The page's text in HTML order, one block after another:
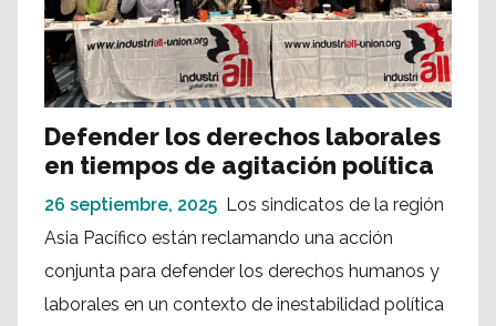
Defender los derechos laborales
en tiempos de agitación política
26 septiembre, 2025 Los sindicatos de la región
Asia Pacífico están reclamando una acción
conjunta para defender los derechos humanos y
laborales en un contexto de inestabilidad política